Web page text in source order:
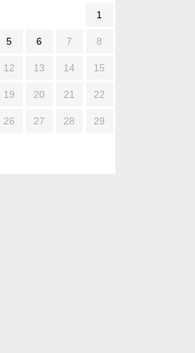
1
5 6 7 8
12 13 14 15
19 20 21 22
26 27 28 29